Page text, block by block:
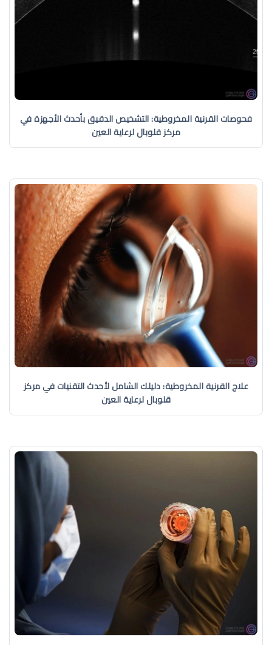
فحوصات القرنية المخروطية: التشخيص الدقيق بأحدث الأجهزة في
مركز قلوبال لرعاية العين
علاج القرنية المخروطية: دليلك الشامل لأحدث التقنيات في مركز
قلوبال لرعاية العين